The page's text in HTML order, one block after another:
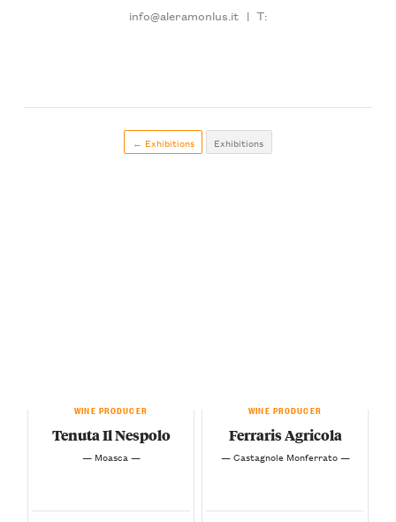
info@aleramonlus.it | T:
← Exhibitions Exhibitions
WINE PRODUCER
Tenuta Il Nespolo
— Moasca —
WINE PRODUCER
Ferraris Agricola
— Castagnole Monferrato —